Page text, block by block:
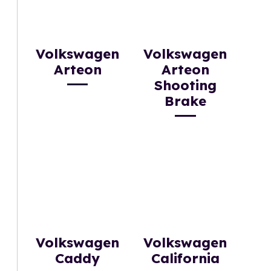
Volkswagen
Arteon
Volkswagen
Arteon
Shooting
Brake
Volkswagen
Caddy
Volkswagen
California